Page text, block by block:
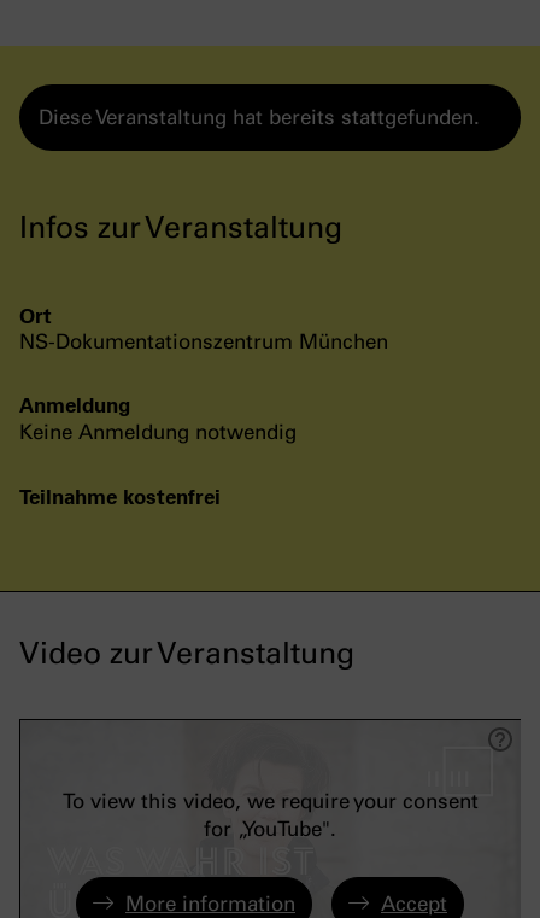
Diese Veranstaltung hat bereits stattgefunden.
Infos zur Veranstaltung
Ort
NS-Dokumentationszentrum München
Anmeldung
Keine Anmeldung notwendig
Teilnahme kostenfrei
Video zur Veranstaltung
To view this video, we require your consent
for „YouTube".
More information Accept